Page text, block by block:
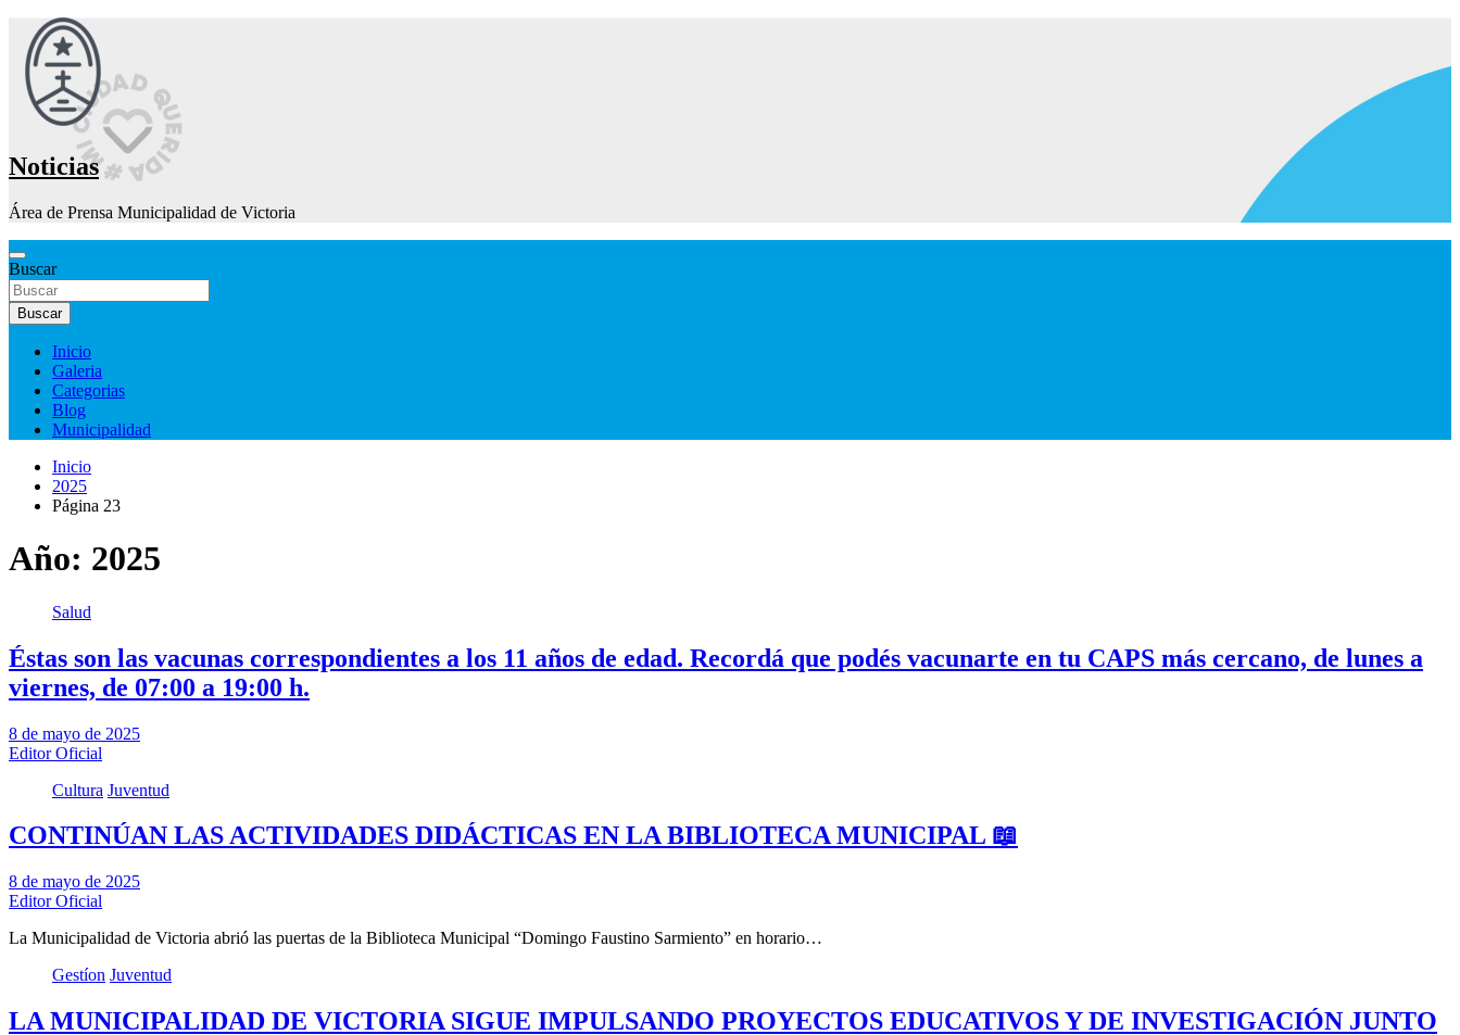
Noticias
Área de Prensa Municipalidad de Victoria
Buscar
Buscar
Inicio
Galeria
Categorias
Blog
Municipalidad
Inicio
2025
Página 23
Año: 2025
Salud
Éstas son las vacunas correspondientes a los 11 años de edad. Recordá que podés vacunarte en tu CAPS más cercano, de lunes a
viernes, de 07:00 a 19:00 h.
8 de mayo de 2025
Editor Oficial
Cultura Juventud
CONTINÚAN LAS ACTIVIDADES DIDÁCTICAS EN LA BIBLIOTECA MUNICIPAL 📖
8 de mayo de 2025
Editor Oficial
La Municipalidad de Victoria abrió las puertas de la Biblioteca Municipal “Domingo Faustino Sarmiento” en horario…
Gestíon Juventud
LA MUNICIPALIDAD DE VICTORIA SIGUE IMPULSANDO PROYECTOS EDUCATIVOS Y DE INVESTIGACIÓN JUNTO